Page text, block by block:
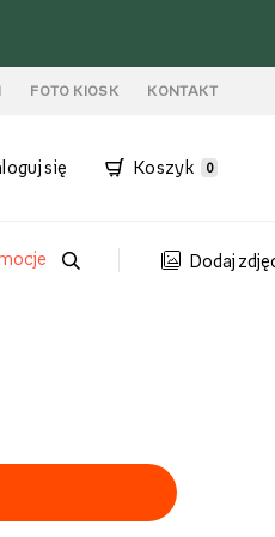
FOTO KIOSK KONTAKT
się Koszyk 0
Dodaj